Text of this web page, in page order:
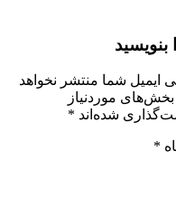
بنویسید
ایمیل شما منتشر نخواهد
بخش‌های موردنیاز
شده‌اند *
*